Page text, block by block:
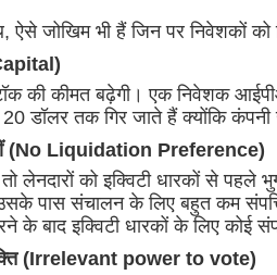
ऐसे जोखिम भी हैं जिन पर निवेशकों को
की कीमत बढ़ेगी। एक निवेशक
डॉलर तक गिर जाते हैं क्योंकि
(No Liquidation Preference)
लेनदारों को इक्विटी धारकों से पहले
पास संचालन के लिए बहुत कम
के बाद इक्विटी धारकों के लिए कोई
(Irrelevant power to vote)